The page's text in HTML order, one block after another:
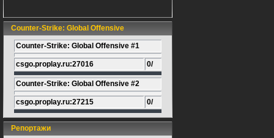
Counter-Strike: Global Offensive
Counter-Strike: Global Offensive #1
csgo.proplay.ru:27016 0/
Counter-Strike: Global Offensive #2
csgo.proplay.ru:27215 0/
Репортажи